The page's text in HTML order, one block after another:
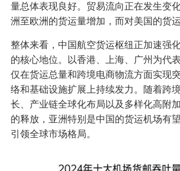
量总体表现良好。贸易流向正在发生变
洲至欧洲的货运量增加，而对美国的货运
整体来看，中国航空货运枢纽正加速强
的核心地位。以香港、上海、广州为代
仅在货运总量和跨境电商物流方面实现
络和基础设施扩展上持续发力。随着跨
长、产业链全球化布局以及多样化高附
的释放，亚洲特别是中国的货运机场有
引领全球市场格局。